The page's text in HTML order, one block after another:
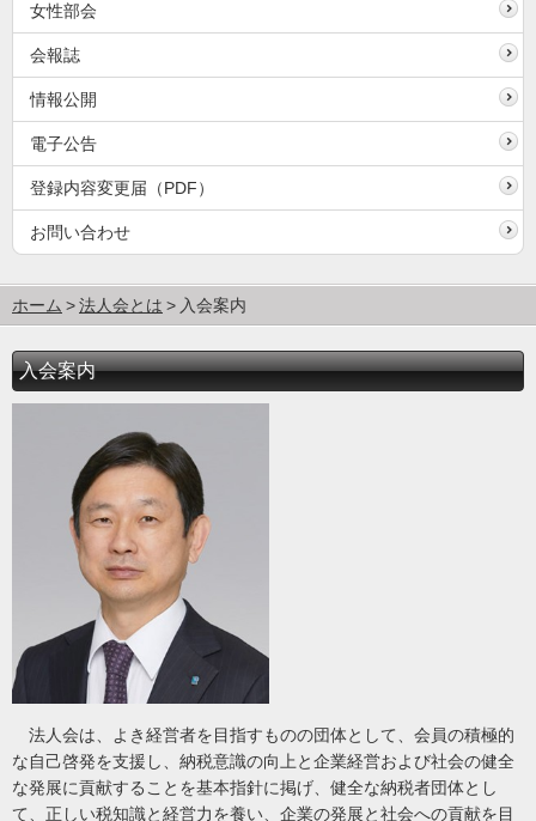
女性部会
会報誌
情報公開
電子公告
登録内容変更届（PDF）
お問い合わせ
ホーム 法人会とは 入会案内
入会案内
法人会は、よき経営者を目指すものの団体として、会員の積極的
な自己啓発を支援し、納税意識の向上と企業経営および社会の健全
な発展に貢献することを基本指針に掲げ、健全な納税者団体とし
て、正しい税知識と経営力を養い、企業の発展と社会への貢献を目